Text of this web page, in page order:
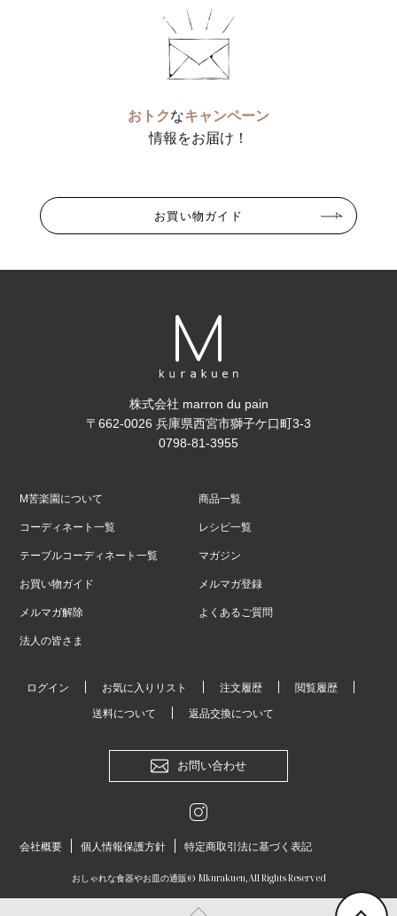
おトクなキャンペーン
情報をお届け！
お買い物ガイド
株式会社 marron du pain
〒662-0026 兵庫県西宮市獅子ケ口町3-3
0798-81-3955
M苦楽園について 商品一覧
コーディネート一覧 レシピ一覧
テーブルコーディネート一覧 マガジン
お買い物ガイド メルマガ登録
メルマガ解除 よくあるご質問
法人の皆さま
ログイン お気に入りリスト 注文履歴 閲覧履歴
送料について 返品交換について
お問い合わせ
会社概要 個人情報保護方針 特定商取引法に基づく表記
おしゃれな食器やお皿の通販© Mkurakuen,All Rights Reserved